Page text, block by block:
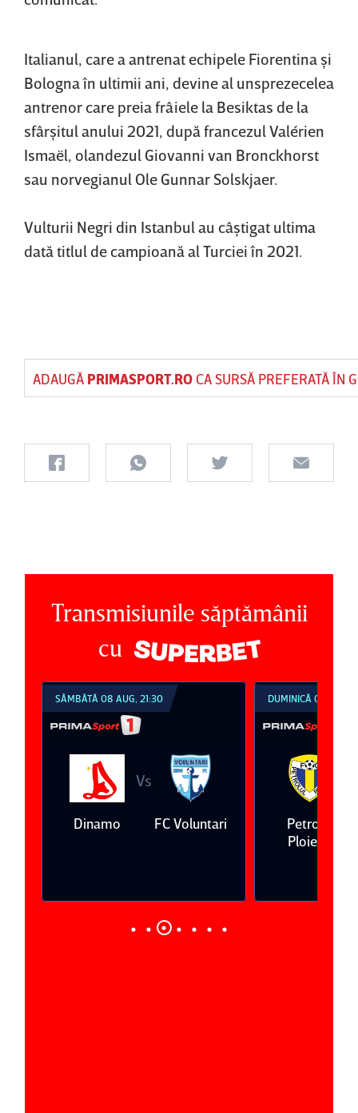
Italianul, care a antrenat echipele Fiorentina şi
Bologna în ultimii ani, devine al unsprezecelea
antrenor care preia frâiele la Besiktas de la
sfârşitul anului 2021, după francezul Valérien
Ismaël, olandezul Giovanni van Bronckhorst
sau norvegianul Ole Gunnar Solskjaer.
Vulturii Negri din Istanbul au câştigat ultima
dată titlul de campioană al Turciei în 2021.
ADAUGĂ PRIMASPORT.ROCA SURSĂ PREFERATĂ ÎN
Transmisiunile săptămânii
cu
SÂMBĂTĂ 08 AUG, 21:30
Dinamo
Vs
FC Voluntari
DUMINICĂ 09 AUG,
Petrolul
Ploieşti